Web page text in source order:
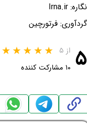
نگاره: Irna.ir
گردآوری: فرتورچین
۵ از ۵
۱۰ مشارکت کننده